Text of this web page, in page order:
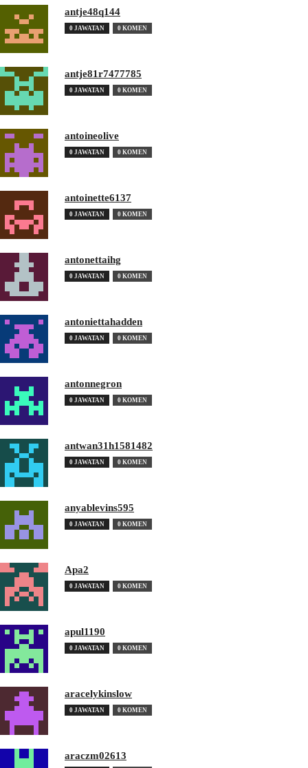
antje48q144
0 JAWATAN 0 KOMEN
antje81r7477785
0 JAWATAN 0 KOMEN
antoineolive
0 JAWATAN 0 KOMEN
antoinette6137
0 JAWATAN 0 KOMEN
antonettaihg
0 JAWATAN 0 KOMEN
antoniettahadden
0 JAWATAN 0 KOMEN
antonnegron
0 JAWATAN 0 KOMEN
antwan31h1581482
0 JAWATAN 0 KOMEN
anyablevins595
0 JAWATAN 0 KOMEN
Apa2
0 JAWATAN 0 KOMEN
apul1190
0 JAWATAN 0 KOMEN
aracelykinslow
0 JAWATAN 0 KOMEN
araczm02613